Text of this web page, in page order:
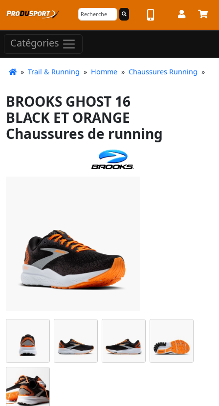
Catégories
» Trail & Running » Homme » Chaussures Running »
BROOKS GHOST 16
BLACK ET ORANGE
Chaussures de running